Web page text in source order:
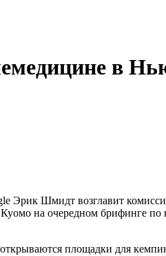
в
Эрик Шмидт возглавит
на очередном брифинге по
площадки для